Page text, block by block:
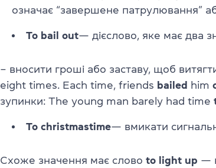
означає “завершене патрулювання”
To bail out— дієслово, яке має два
– вносити гроші або заставу, щоб витягти
eight times. Each time, friends bailed him
зупинки: The young man barely had time
To christmastime— вмикати
Схоже значення має слово to light up —